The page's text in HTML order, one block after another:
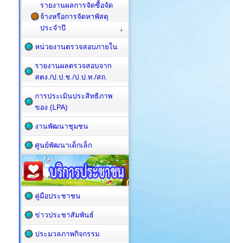
รายงานผลการจัดซื้อจัด
จ้างหรือการจัดหาพัสดุ
ประจำปี
หน่วยงานตรวจสอบภายใน
รายงานผลตรวจสอบจาก
สตง./ป.ป.ช./ป.ป.ท./สถ.
การประเมินประสิทธิภาพ
ของ (LPA)
งานพัฒนาชุมชน
ศูนย์พัฒนาเด็กเล็ก
คู่มือประชาชน
ข่าวประชาสัมพันธ์
ประมวลภาพกิจกรรม